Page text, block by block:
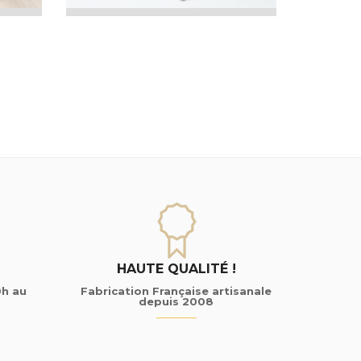
au
HAUTE QUALITÉ !
Fabrication Française artisanale
depuis 2008